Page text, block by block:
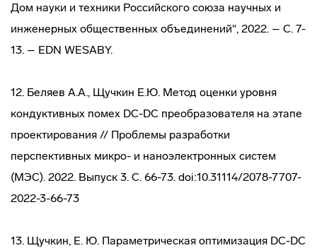
Дом науки и техники Российского союза научных и
инженерных общественных объединений", 2022. – С. 7-
13. – EDN WESABY.
12. Беляев А.А., Щучкин Е.Ю. Метод оценки уровня
кондуктивных помех DC-DC преобразователя на этапе
проектирования // Проблемы разработки
перспективных микро- и наноэлектронных систем
(МЭС). 2022. Выпуск 3. С. 66-73. doi:10.31114/2078-7707-
2022-3-66-73
13. Щучкин, Е. Ю. Параметрическая оптимизация DC-DC